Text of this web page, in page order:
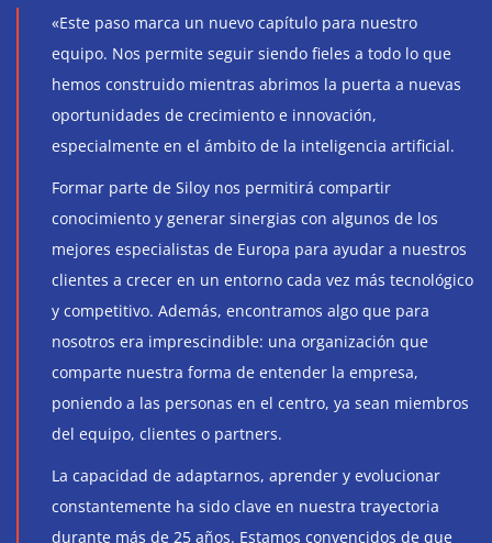
«Este paso marca un nuevo capítulo para nuestro
equipo. Nos permite seguir siendo fieles a todo lo que
hemos construido mientras abrimos la puerta a nuevas
oportunidades de crecimiento e innovación,
especialmente en el ámbito de la inteligencia artificial.
Formar parte de Siloy nos permitirá compartir
conocimiento y generar sinergias con algunos de los
mejores especialistas de Europa para ayudar a nuestros
clientes a crecer en un entorno cada vez más tecnológico
y competitivo. Además, encontramos algo que para
nosotros era imprescindible: una organización que
comparte nuestra forma de entender la empresa,
poniendo a las personas en el centro, ya sean miembros
del equipo, clientes o partners.
La capacidad de adaptarnos, aprender y evolucionar
constantemente ha sido clave en nuestra trayectoria
durante más de 25 años. Estamos convencidos de que